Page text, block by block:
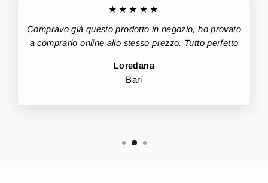
★★★★★
Compravo già questo prodotto in negozio, ho provato
a comprarlo online allo stesso prezzo. Tutto perfetto
Loredana
Bari